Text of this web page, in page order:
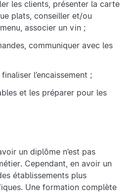
les clients, présenter la carte
plats, conseiller et/ou
associer un vin ;
communiquer avec les
l’encaissement ;
et les préparer pour les
un diplôme n’est pas
Cependant, en avoir un
établissements plus
Une formation complète